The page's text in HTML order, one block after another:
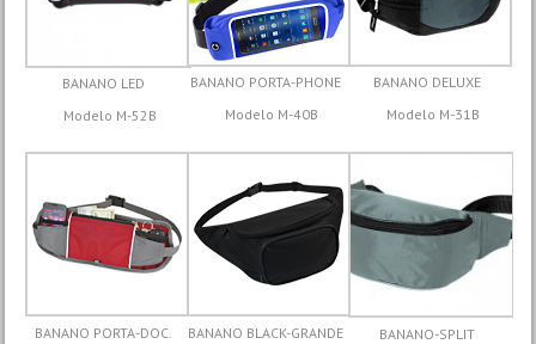
BANANO LED
Modelo M-52B
BANANO PORTA-PHONE
Modelo M-40B
BANANO DELUXE
Modelo M-31B
BANANO PORTA-DOC.
BANANO BLACK-GRANDE
BANANO-SPLIT